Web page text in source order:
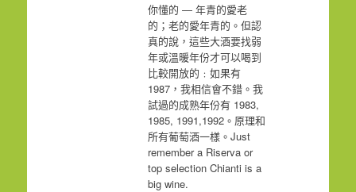
你懂的 — 年青的愛老
的；老的愛年青的。但認
真的說，這些大酒要找弱
年或溫暖年份才可以喝到
比較開放的﹕如果有
1987，我相信會不錯。我
試過的成熟年份有 1983,
1985, 1991,1992。原理和
所有葡萄酒一樣。Just
remember a Riserva or
top selection Chianti is a
big wine.